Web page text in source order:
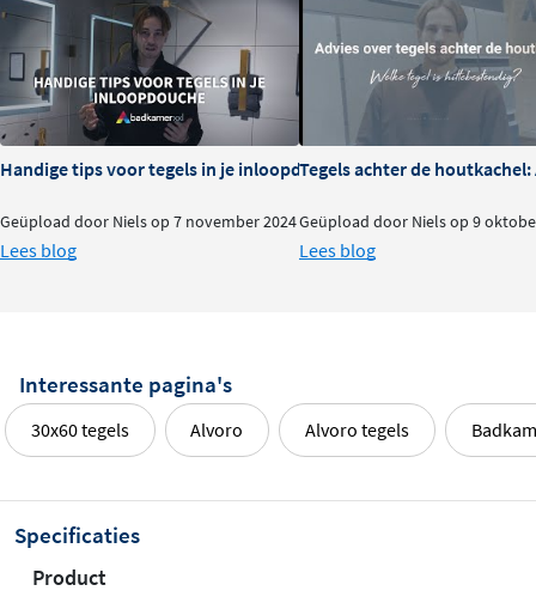
Handige tips voor tegels in je inloopdouche
Geüpload door Niels op 7 november 2024
Lees blog
Tegels achter de
Geüpload door Niels op 9
Lees blog
Interessante pagina's
30x60 tegels Alvoro Alvoro tegels
Specificaties
Product